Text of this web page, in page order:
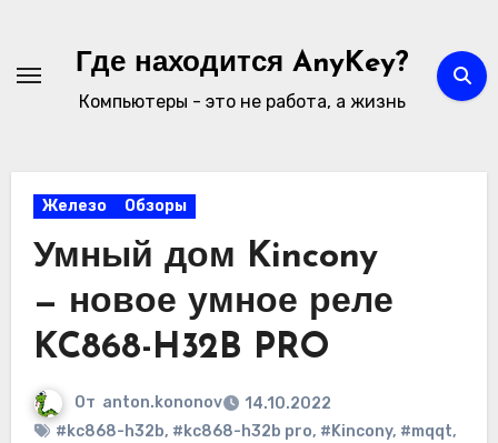
содержимомуГде находится AnyKey?
Компьютеры - это не работа, а жизнь
Железо Обзоры
Умный дом Kincony
— новое умное реле
KC868-H32B PRO
От anton.kononov
14.10.2022
#kc868-h32b, #kc868-h32b pro, #Kincony, #mqqt,